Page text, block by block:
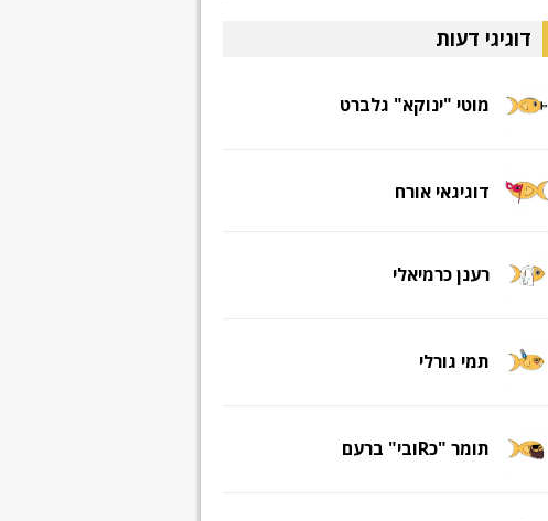
דוגיגי דעות
מוטי "ינוקא" גלברט
דוגיגאי אורח
רענן כרמיאלי
תמי גורלי
תומר "כRובי" ברעם